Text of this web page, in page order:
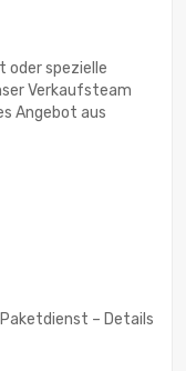
oder spezielle
Verkaufsteam
Angebot aus
– Details